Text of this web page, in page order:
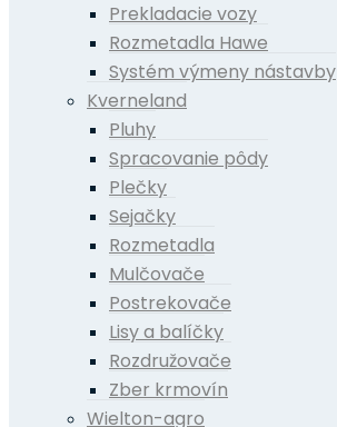
Prekladacie vozy
Rozmetadla Hawe
Systém výmeny nástavby
Kverneland
Pluhy
Spracovanie pôdy
Plečky
Sejačky
Rozmetadla
Mulčovače
Postrekovače
Lisy a balíčky
Rozdružovače
Zber krmovín
Wielton-agro